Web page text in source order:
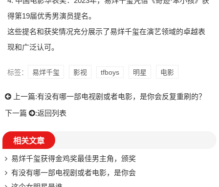
得第19届优秀男演员提名。
这些提名和获奖情况充分展示了易烊千玺在演艺领域的卓越表
现和广泛认可。
标签： 易烊千玺 影视 tfboys 明星 电影
上一篇:有没有哪一部电视剧或者电影，是你会反复重刷的？
下一篇
:返回列表
相关文章
易烊千玺获得金鸡奖最佳男主角，颁奖
有没有哪一部电视剧或者电影，是你会